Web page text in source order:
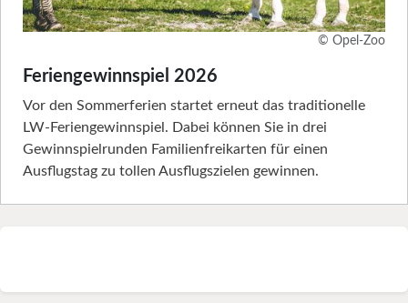
© Opel-Zoo
Feriengewinnspiel 2026
Vor den Sommerferien startet erneut das traditionelle
LW-Feriengewinnspiel. Dabei können Sie in drei
Gewinnspielrunden Familienfreikarten für einen
Ausflugstag zu tollen Ausflugszielen gewinnen.